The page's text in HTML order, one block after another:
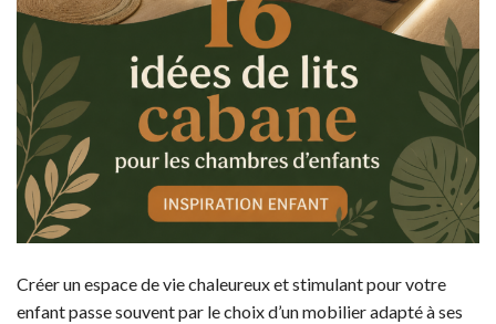
Créer un espace de vie chaleureux et stimulant pour votre
enfant passe souvent par le choix d’un mobilier adapté à ses